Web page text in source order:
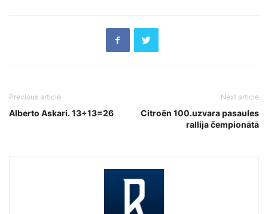
Previous article
Alberto Askari. 13+13=26
Next article
Citroën 100.uzvara pasaules
rallija čempionātā